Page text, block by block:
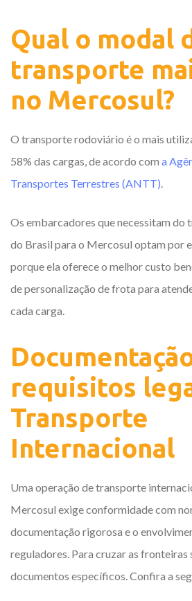
Qual o modal
transporte
no Mercosul?
O transporte rodoviário é o mais
58% das cargas, de acordo com a
Transportes Terrestres (ANTT)
Os embarcadores que necessitam
do Brasil para o Mercosul optam por
porque ela oferece o melhor custo
de personalização de frota para
cada carga.
requisitos
Transporte
Internacional
Uma operação de transporte
Mercosul exige conformidade com
documentação rigorosa e o
reguladores. Para cruzar as fronteiras
documentos específicos. Confira a